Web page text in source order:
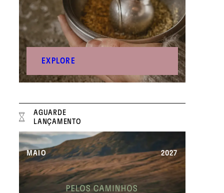
EXPLORE
AGUARDE
LANÇAMENTO
MAIO 2027